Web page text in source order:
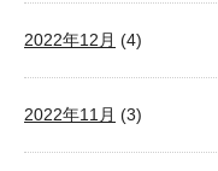
2022年12月 (4)
2022年11月 (3)